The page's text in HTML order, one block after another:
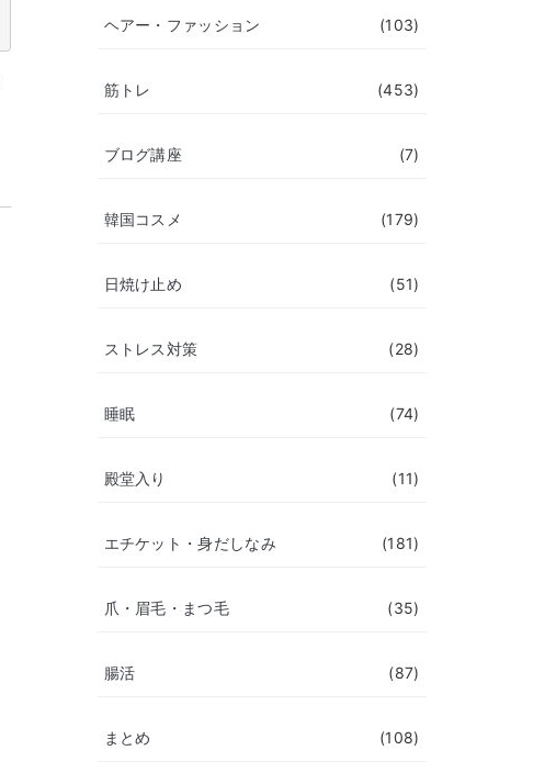
ヘアー・ファッション (103)
筋トレ (453)
ブログ講座 (7)
韓国コスメ (179)
日焼け止め (51)
ストレス対策 (28)
睡眠 (74)
殿堂入り (11)
エチケット・身だしなみ (181)
爪・眉毛・まつ毛 (35)
腸活 (87)
まとめ (108)